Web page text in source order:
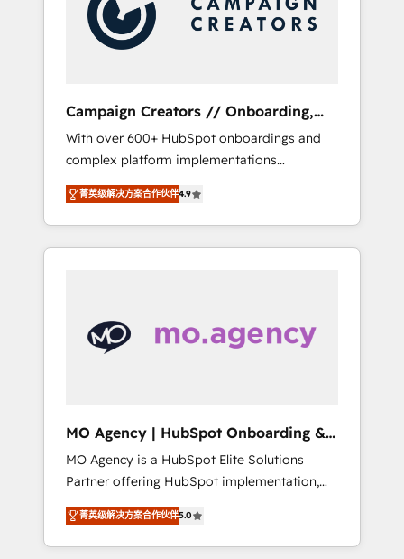
and implement your processes and skilfully
bring your revenue infrastructure to life. Our
collaborative approach keeps you in control
supported over 500 organisations with
HubSpot implementation, optimisation,
training, and adoption assurance. Our tried
and tested Roadmap methodology will
ensure that you receive the best deployment
experience possible. Whether you are new to
HubSpot or seeking to turn around a poor
Campaign Creators // Onboarding,
CRM Migration
With over 600+ HubSpot onboardings and
complex platform implementations
delivered, CC is the go-to Elite Solutions
Partner for businesses ready to migrate,
replatform, and scale smarter. We specialize
in high-impact CRM and CMS migrations and
turning fragmented systems into unified,
growth-ready HubSpot architectures that
custom integrations across your full tech
stack. - Custom object setup, CMS builds, and
full-funnel automation. - Dashboards,
lifecycle campaigns, and lead nurturing
sequences. - Cross-hub setup across
Marketing, Sales, Operations, and Service
菁英级解决方案合作伙伴4.9
MO Agency | HubSpot Onboarding &
Implementation
MO Agency is a HubSpot Elite Solutions
Partner offering HubSpot implementation,
marketing automation, CRM and RevOps
consulting, B2B SEO, paid media, content
marketing, AEO and GEO (AI search
菁英级解决方案合作伙伴5.0